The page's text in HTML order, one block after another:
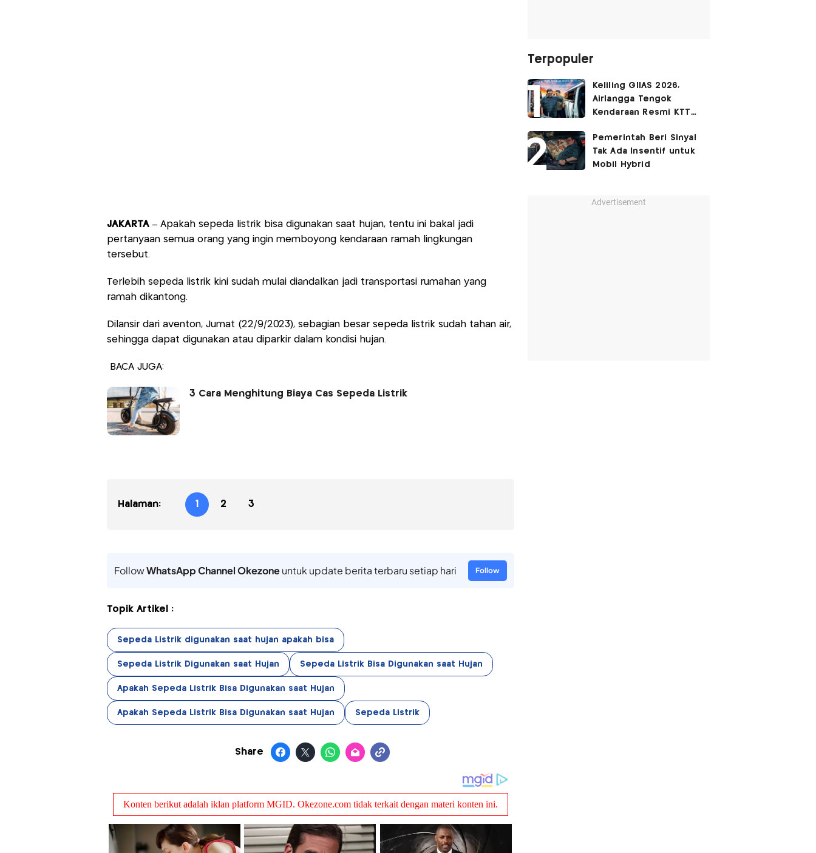
JAKARTA –Apakah sepeda listrik bisa digunakan saat hujan, tentu ini bakal jadi
pertanyaan semua orang yang ingin memboyong kendaraan ramah lingkungan
tersebut.
Terlebih sepeda listrik kini sudah mulai diandalkan jadi transportasi rumahan yang
ramah dikantong.
Dilansir dari aventon, Jumat (22/9/2023), sebagian besar sepeda listrik sudah tahan air,
sehingga dapat digunakan atau diparkir dalam kondisi hujan.
BACA JUGA:
3 Cara Menghitung Biaya Cas Sepeda Listrik
Halaman: 1 2 3
FollowWhatsApp Channel Okezoneuntuk update berita terbaru setiap hari Follow
Topik Artikel :
Sepeda Listrik digunakan saat hujan apakah bisa
Sepeda Listrik Digunakan saat Hujan Sepeda Listrik Bisa Digunakan saat Hujan
Apakah Sepeda Listrik Bisa Digunakan saat Hujan
Apakah Sepeda Listrik Bisa Digunakan saat Hujan Sepeda Listrik
Share
Terpopuler
Keliling GIIAS 2026,
Airlangga Tengok
Kendaraan Resmi KTT
Pemerintah Beri Sinyal
Tak Ada Insentif untuk
Mobil Hybrid
Advertisement